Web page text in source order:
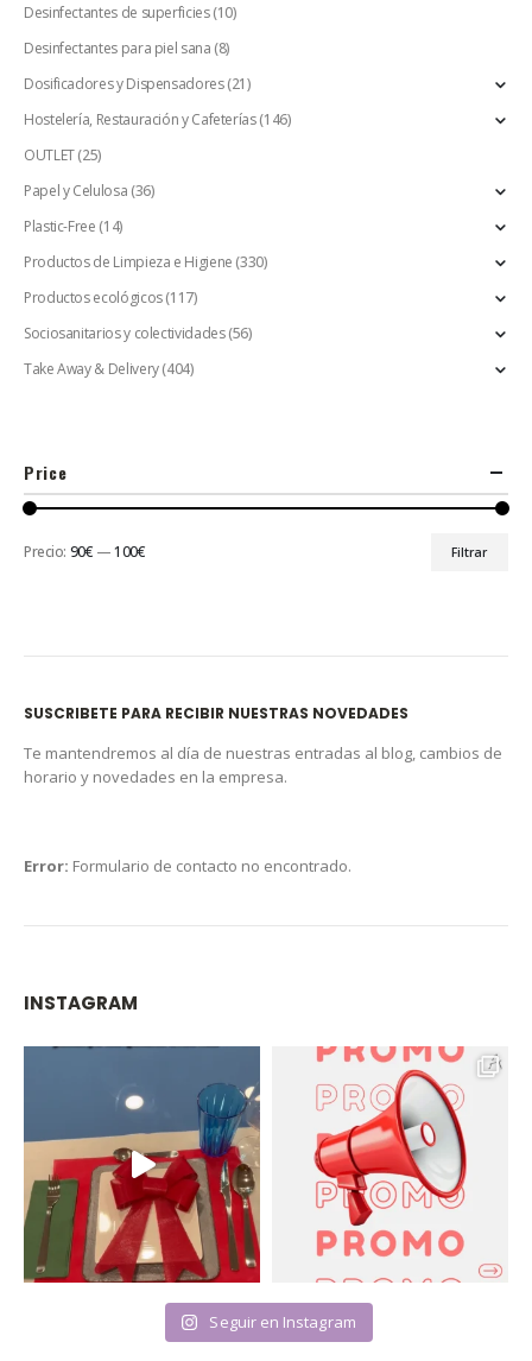
Desinfectantes de superficies (10)
Desinfectantes para piel sana (8)
Dosificadores y Dispensadores (21)
Hostelería, Restauración y Cafeterías(146)
OUTLET(25)
Papel y Celulosa (36)
Plastic-Free (14)
Productos de Limpieza e Higiene (330)
Productos ecológicos(117)
Sociosanitarios y colectividades (56)
Take Away & Delivery(404)
Price
Filtrar
Precio: 90€ —100€
SUSCRIBETE PARA RECIBIR NUESTRAS NOVEDADES
Te mantendremos al día de nuestras entradas al blog, cambios de
horario y novedades en la empresa.
Error: Formulario de contacto no encontrado.
INSTAGRAM
Seguir en Instagram